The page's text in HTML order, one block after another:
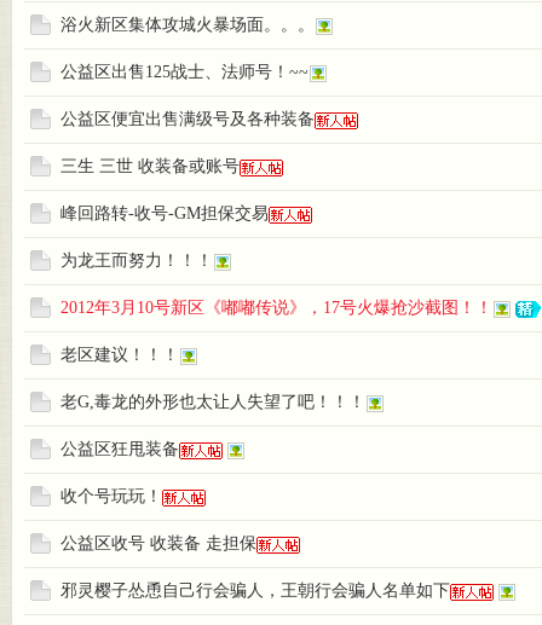
的嘟
浴火新区集体攻城火暴场面。。。
公益区出售125战士、法师号！~~
公益区便宜出售满级号及各种装备
三生 三世 收装备或账号
峰回路转-收号-GM担保交易
为龙王而努力！！！
2012年3月10号新区《嘟嘟传说》，17号火爆抢沙截图！！
老区建议！！！
老G,毒龙的外形也太让人失望了吧！！！
公益区狂甩装备
收个号玩玩！
公益区收号 收装备 走担保
邪灵樱子怂恿自己行会骗人，王朝行会骗人名单如下